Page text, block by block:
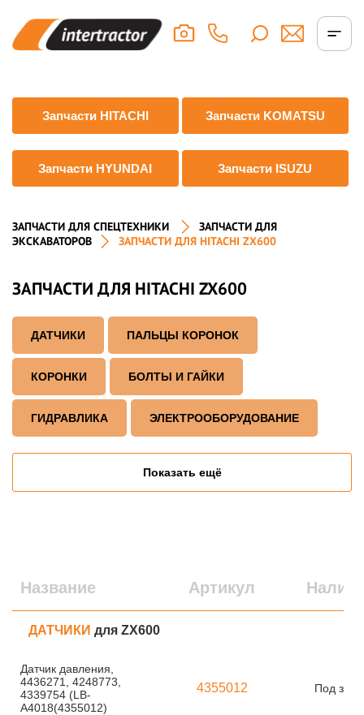
Запчасти HITACHI Запчасти KOMATSU
Запчасти HYUNDAI Запчасти ISUZU
ЗАПЧАСТИ ДЛЯ СПЕЦТЕХНИКИ
ЗАПЧАСТИ ДЛЯ
ЭКСКАВАТОРОВ
ЗАПЧАСТИ ДЛЯ HITACHI ZX600
ЗАПЧАСТИ ДЛЯ HITACHI ZX600
ДАТЧИКИ ПАЛЬЦЫ КОРОНОК
КОРОНКИ БОЛТЫ И ГАЙКИ
ГИДРАВЛИКА ЭЛЕКТРООБОРУДОВАНИЕ
Показать ещё
Название Артикул
ДАТЧИКИ для ZX600
Датчик давления,
4436271, 4248773,
4339754 (LB-
A4018(4355012)
4355012 Под